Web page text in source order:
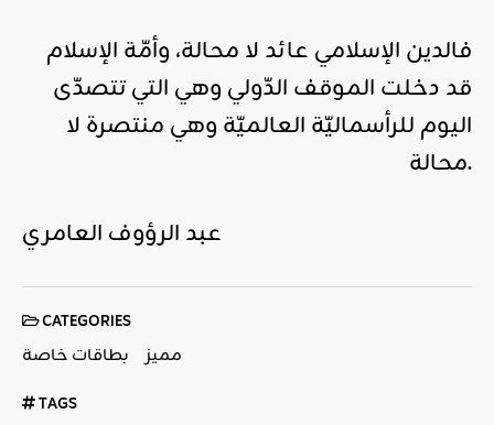
قد دخلت الموقف الدّولي وهي التي تتصدّى
اليوم للرأسماليّة العالميّة وهي منتصرة لا
محالة.
عبد الرؤوف العامري
CATEGORIES
بطاقات خاصة مميز
TAGS